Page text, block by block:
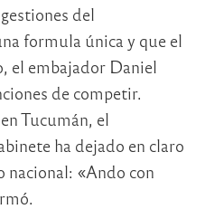
del
formula única y que el
el embajador Daniel
de competir.
Tucumán, el
ha dejado en claro
nacional: «Ando con